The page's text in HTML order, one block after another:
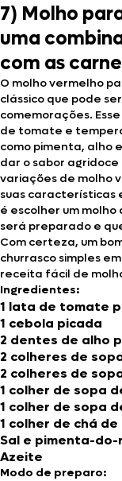
7) Molho
uma
com as
O molho vermelho
clássico que pode
comemorações.
de tomate e
como pimenta, alho
dar o sabor
variações de molho
suas características
é escolher um
será preparado e
Com certeza, um
churrasco simples
receita fácil de
Ingredientes:
1 lata de tomate
1 cebola picada
2 dentes de alho
2 colheres de
2 colheres de
1 colher de sopa
1 colher de sopa
1 colher de chá
Sal e pimenta-
Azeite
Modo de preparo: